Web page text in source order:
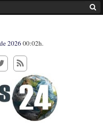
202600:02h.